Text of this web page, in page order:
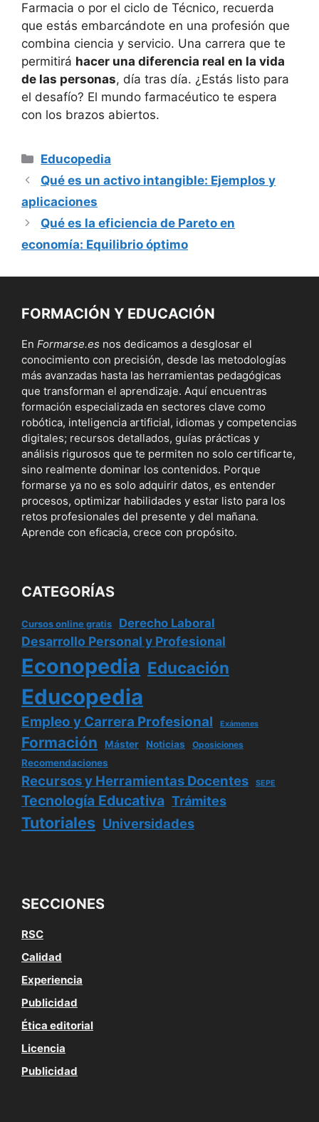
Farmacia o por el ciclo de Técnico, recuerda
que estás embarcándote en una profesión que
combina ciencia y servicio. Una carrera que te
permitirá hacer una diferencia real en la vida
de las personas, día tras día. ¿Estás listo para
el desafío? El mundo farmacéutico te espera
con los brazos abiertos.
Categorías
Educopedia
Qué es un activo intangible: Ejemplos y
aplicaciones
Qué es la eficiencia de Pareto en
economía: Equilibrio óptimo
FORMACIÓN Y EDUCACIÓN
En Formarse.es nos dedicamos a desglosar el
conocimiento con precisión, desde las metodologías
más avanzadas hasta las herramientas pedagógicas
que transforman el aprendizaje. Aquí encuentras
formación especializada en sectores clave como
robótica, inteligencia artificial, idiomas y competencias
digitales; recursos detallados, guías prácticas y
análisis rigurosos que te permiten no solo certificarte,
sino realmente dominar los contenidos. Porque
formarse ya no es solo adquirir datos, es entender
procesos, optimizar habilidades y estar listo para los
retos profesionales del presente y del mañana.
Aprende con eficacia, crece con propósito.
CATEGORÍAS
Cursos online gratis Derecho Laboral
Desarrollo Personal y Profesional
Econopedia Educación
Educopedia
Empleo y Carrera Profesional Exámenes
Formación Máster Noticias Oposiciones
Recomendaciones
Recursos y Herramientas Docentes SEPE
Tecnología Educativa Trámites
Tutoriales Universidades
SECCIONES
RSC
Calidad
Experiencia
Publicidad
Ética editorial
Licencia
Publicidad